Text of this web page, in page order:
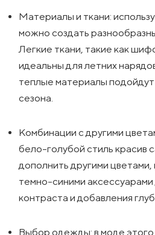
Материалы и ткани:
можно создать
Легкие ткани, такие как
идеальны для летних
теплые материалы
сезона.
Комбинации с другими
бело-голубой стиль красив
дополнить другими
темно-синими аксессуарами
контраста и добавления
Выбор одежды: в моде